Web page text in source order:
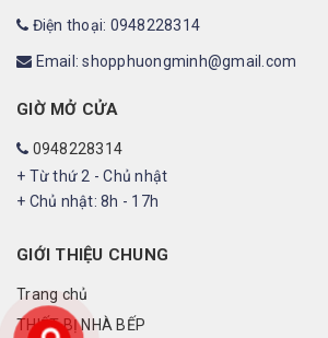
Điện thoại: 0948228314
Email: shopphuongminh@gmail.com
GIỜ MỞ CỬA
0948228314
+ Từ thứ 2 - Chủ nhật
+ Chủ nhật: 8h - 17h
GIỚI THIỆU CHUNG
Trang chủ
THIẾT BỊ NHÀ BẾP